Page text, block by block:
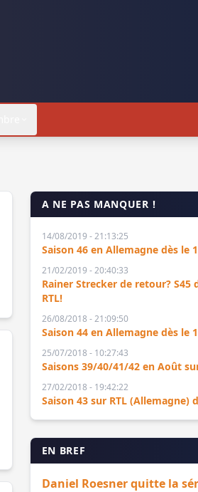
A NE PAS MANQUER !
14/08/2019 - 21:13:25
Saison 46 en Allemagne dès le
21/02/2019 - 20:40:33
Rainer Strecker de retour? S45
RTL!
26/08/2018 - 21:09:50
Saison 44 en Allemagne dès le
25/07/2018 - 10:27:43
Saisons 39/40/41/42 en Août
27/02/2018 - 19:42:22
Saison 43 sur RTL (Allemagne)
EN BREF
Daniel Roesner quitte la